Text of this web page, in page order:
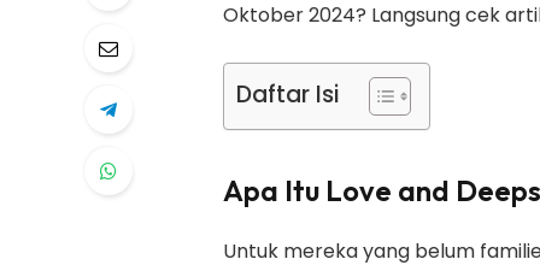
Oktober 2024? Langsung cek
Daftar Isi
Apa Itu Love and
Untuk mereka yang belum